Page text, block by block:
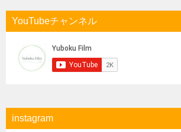
YouTubeチャンネル
instagram